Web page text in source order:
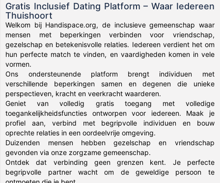
Gratis Inclusief Dating Platform – Waar Iedereen
Thuishoort
Welkom bij Handispace.org, de inclusieve gemeenschap waar
mensen met beperkingen verbinden voor vriendschap,
gezelschap en betekenisvolle relaties. Iedereen verdient het om
hun perfecte match te vinden, en vaardigheden komen in vele
vormen.
Ons ondersteunende platform brengt individuen met
verschillende beperkingen samen en degenen die unieke
perspectieven, kracht en veerkracht waarderen.
Geniet van volledig gratis toegang met volledige
toegankelijkheidsfuncties ontworpen voor iedereen. Maak je
profiel aan, verbind met begripvolle individuen en bouw
oprechte relaties in een oordeelvrije omgeving.
Duizenden mensen hebben gezelschap en vriendschap
gevonden via onze zorgzame gemeenschap.
Ontdek dat verbinding geen grenzen kent. Je perfecte
begripvolle partner wacht om de geweldige persoon te